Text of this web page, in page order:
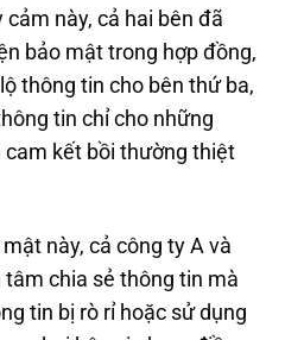
này, cả hai bên đã
bảo mật trong hợp đồng,
thông tin cho bên thứ ba,
tin chỉ cho những
cam kết bồi thường thiệt
này, cả công ty A và
chia sẻ thông tin mà
tin bị rò rỉ hoặc sử dụng